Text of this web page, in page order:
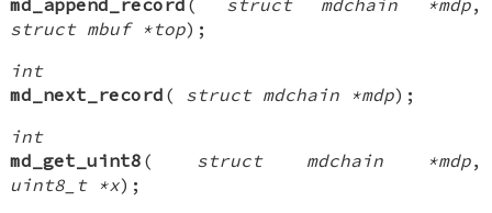
struct mbuf *top);
int
md_next_record ( struct mdchain *mdp);
int
md_get_uint8 ( struct mdchain *mdp,
uint8_t *x);